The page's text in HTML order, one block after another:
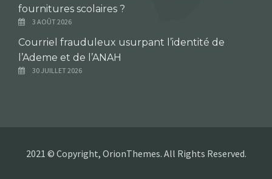
fournitures scolaires ?
3 AOÛT 2026
Courriel frauduleux usurpant l’identité de
l’Ademe et de l’ANAH
30 JUILLET 2026
2021 © Copyright, OrionThemes. All Rights Reserved.